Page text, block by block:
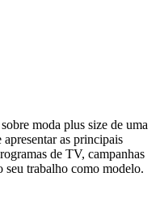
moda plus size de uma
as principais
de TV, campanhas
seu trabalho como modelo.